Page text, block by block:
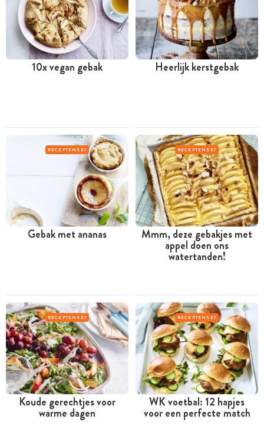
10x vegan gebak Heerlijk kerstgebak
RECEPTENSET
Gebak met ananas
RECEPTENSET
Mmm, deze gebakjes met
appel doen ons
watertanden!
RECEPTENSET
Koude gerechtjes voor
warme dagen
RECEPTENSET
WK voetbal: 12 hapjes
voor een perfecte match